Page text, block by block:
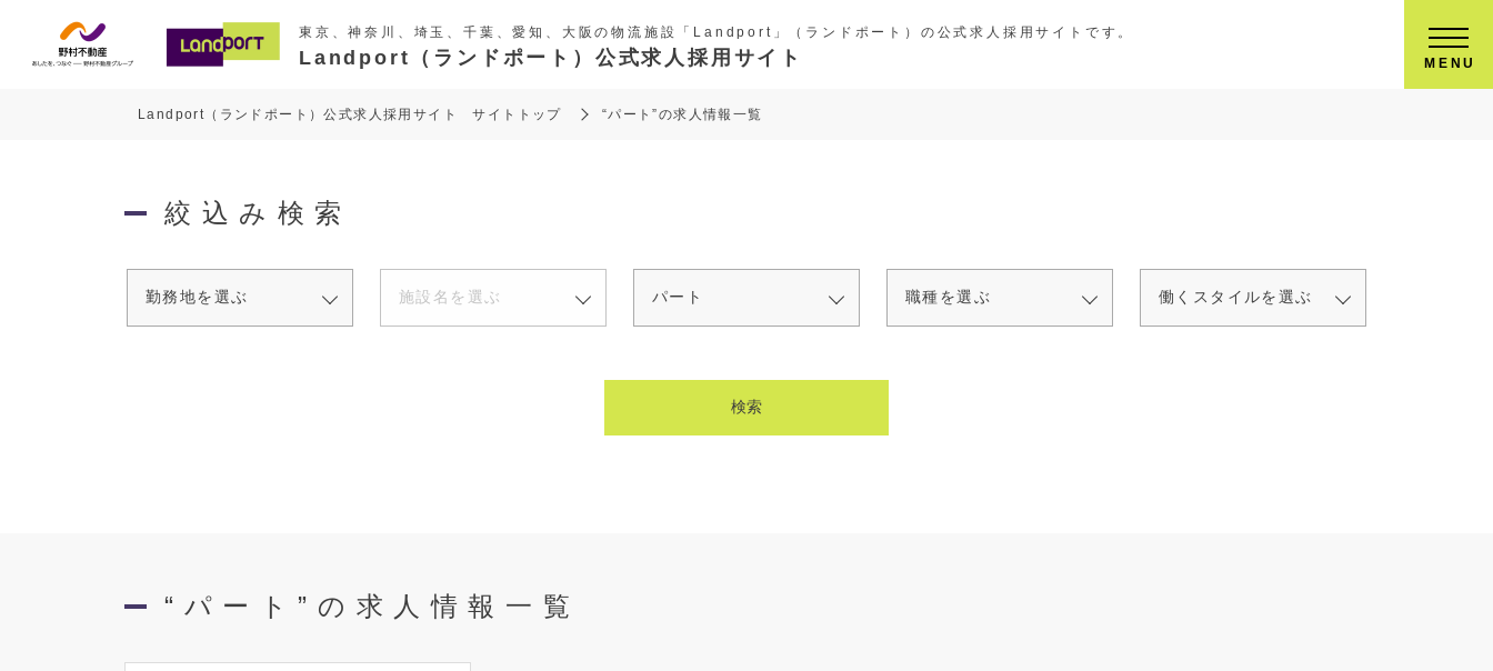
東京、神奈川、埼玉、千葉、愛知、大阪の物流施設「Landport」（ランドポート）の公式求人採用サイトです。
Landport（ランドポート）公式求人採用サイト MENU
Landport（ランドポート）公式求人採用サイト サイトトップ “パート”の求人情報一覧
絞込み検索
“パート”の求人情報一覧